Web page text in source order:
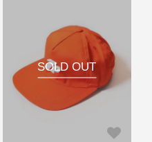
SOLD OUT